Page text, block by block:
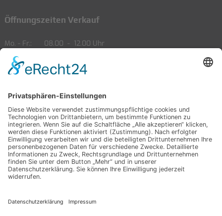
Öffnungszeiten Verkauf
Mo. - Fr. 08.00 - 12.00 Uhr
Sa.
09.00 - 14.00 Uhr
Öffnungszeiten Service
Mo. - Fr. 08.00- 12.00 Uhr
13.00- 18.00 Uhr
Sa.
09.00- 14.00 Uhr